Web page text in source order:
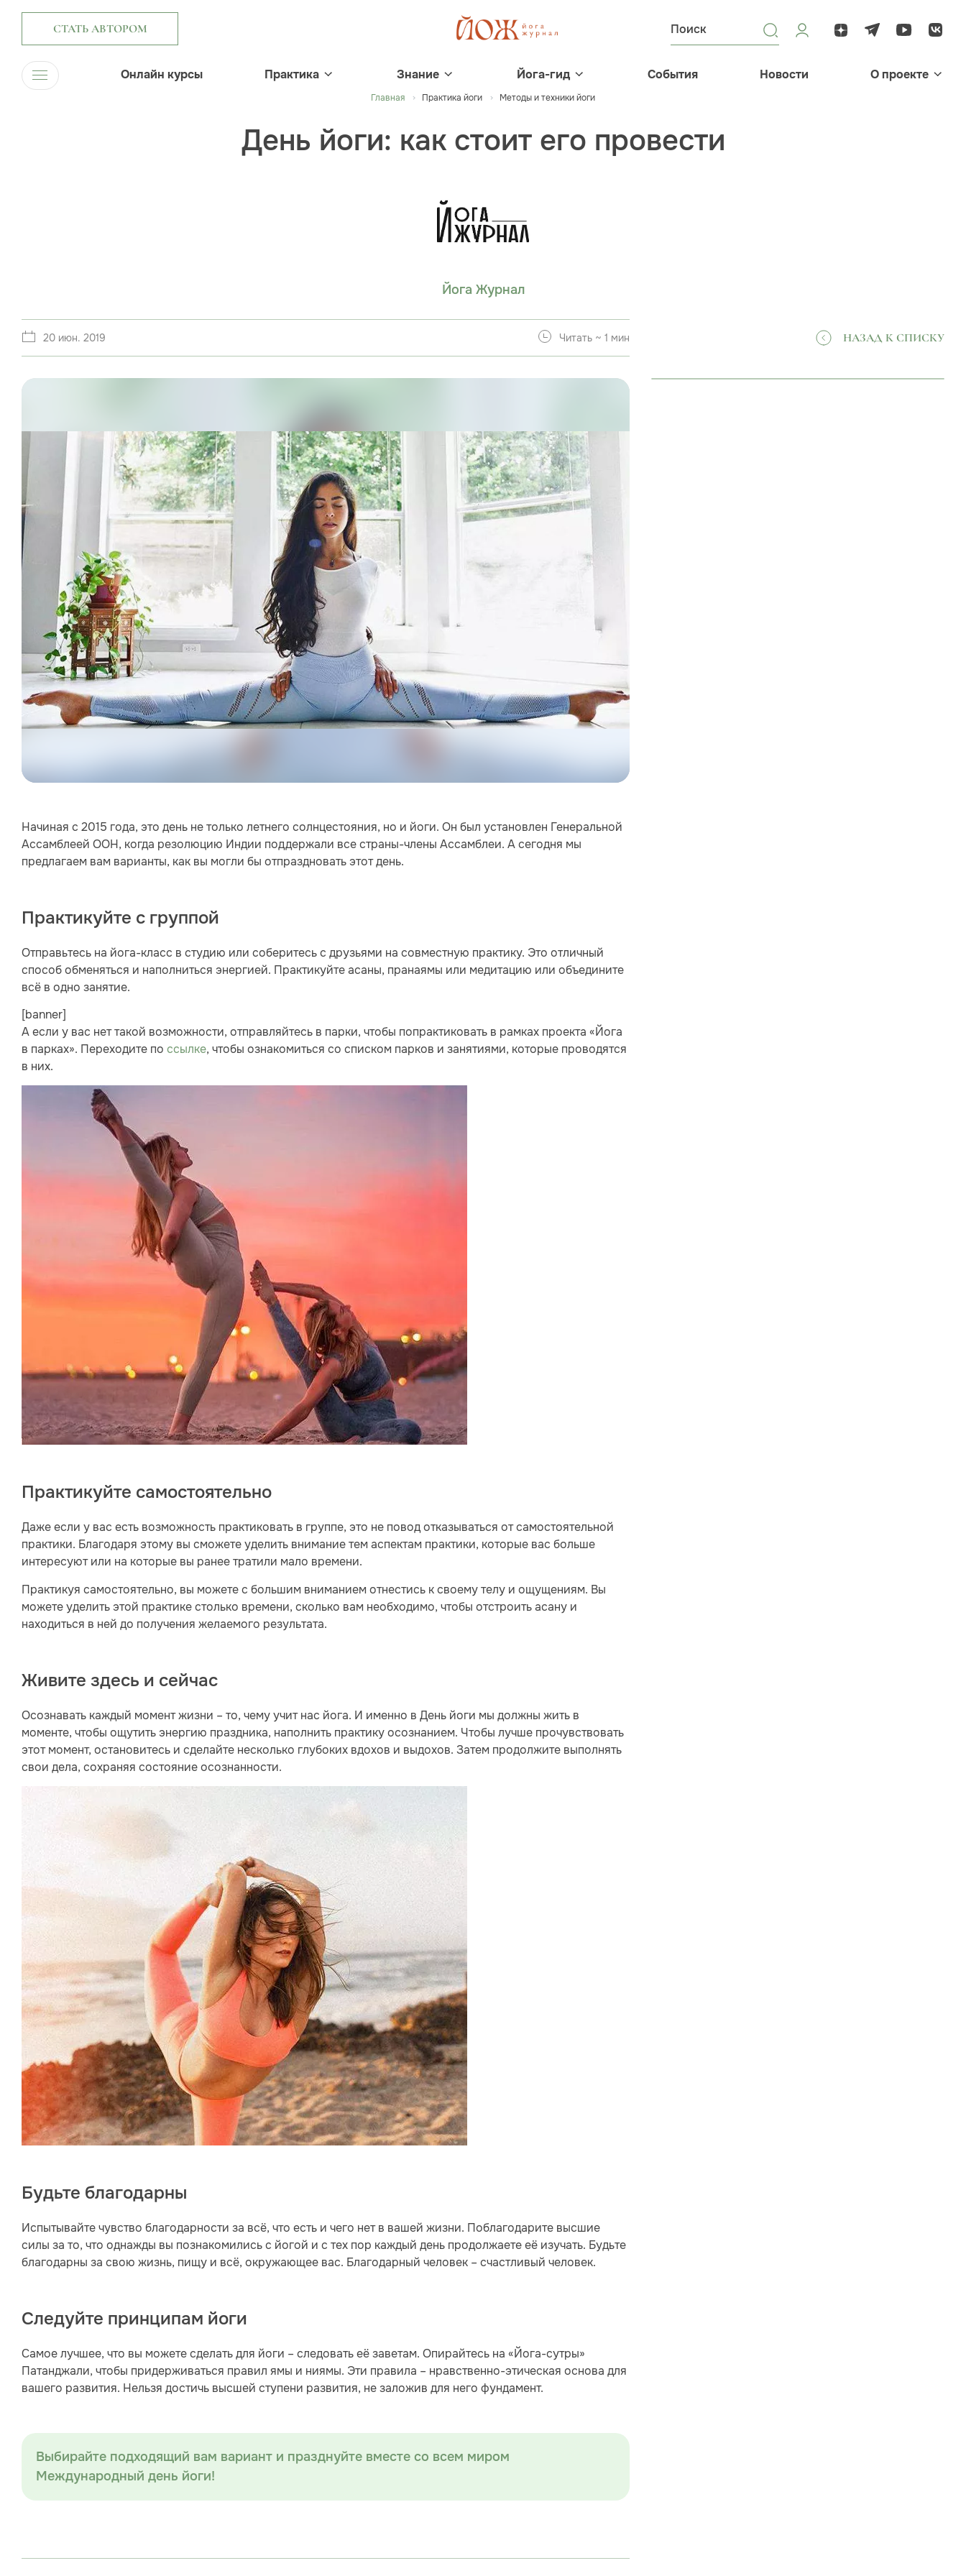
СТАТЬ АВТОРОМ
Онлайн курсы Практика Знание Йога-гид События Новости О проекте
Главная Практика йоги Методы и техники йоги
День йоги: как стоит его провести
Йога Журнал
20 июн. 2019 Читать ~ 1 мин НАЗАД К СПИСКУ
Начиная с 2015 года, это день не только летнего солнцестояния, но и йоги. Он был установлен Генеральной
Ассамблеей ООН, когда резолюцию Индии поддержали все страны-члены Ассамблеи. А сегодня мы
предлагаем вам варианты, как вы могли бы отпраздновать этот день.
Практикуйте с группой
Отправьтесь на йога-класс в студию или соберитесь с друзьями на совместную практику. Это отличный
способ обменяться и наполниться энергией. Практикуйте асаны, пранаямы или медитацию или объедините
всё в одно занятие.
[banner]
А если у вас нет такой возможности, отправляйтесь в парки, чтобы попрактиковать в рамках проекта «Йога
в парках». Переходите по ссылке, чтобы ознакомиться со списком парков и занятиями, которые проводятся
в них.
Практикуйте самостоятельно
Даже если у вас есть возможность практиковать в группе, это не повод отказываться от самостоятельной
практики. Благодаря этому вы сможете уделить внимание тем аспектам практики, которые вас больше
интересуют или на которые вы ранее тратили мало времени.
Практикуя самостоятельно, вы можете с большим вниманием отнестись к своему телу и ощущениям. Вы
можете уделить этой практике столько времени, сколько вам необходимо, чтобы отстроить асану и
находиться в ней до получения желаемого результата.
Живите здесь и сейчас
Осознавать каждый момент жизни – то, чему учит нас йога. И именно в День йоги мы должны жить в
моменте, чтобы ощутить энергию праздника, наполнить практику осознанием. Чтобы лучше прочувствовать
этот момент, остановитесь и сделайте несколько глубоких вдохов и выдохов. Затем продолжите выполнять
свои дела, сохраняя состояние осознанности.
Будьте благодарны
Испытывайте чувство благодарности за всё, что есть и чего нет в вашей жизни. Поблагодарите высшие
силы за то, что однажды вы познакомились с йогой и с тех пор каждый день продолжаете её изучать. Будьте
благодарны за свою жизнь, пищу и всё, окружающее вас. Благодарный человек – счастливый человек.
Следуйте принципам йоги
Самое лучшее, что вы можете сделать для йоги – следовать её заветам. Опирайтесь на «Йога-сутры»
Патанджали, чтобы придерживаться правил ямы и ниямы. Эти правила – нравственно-этическая основа для
вашего развития. Нельзя достичь высшей ступени развития, не заложив для него фундамент.
Выбирайте подходящий вам вариант и празднуйте вместе со всем миром
Международный день йоги!